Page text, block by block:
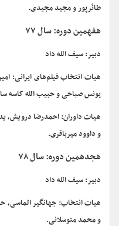
طائرپور و مجید مجیدی.
هفهمین دوره: سال ۷۷
دبیر: سیف الله داد
هیات انتخاب فیلم‌های ایرانی:
یونس صباحی و حبیب الله کاسه
هیات داوران: احمدرضا درویش،
و داوود میرباقری.
هجدهمین دوره: سال ۷۸
دبیر: سیف الله داد
هیات انتخاب: جهانگیر الماسی،
و محمد متوسلانی.